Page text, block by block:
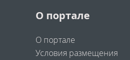
О портале
О портале
Условия размещения